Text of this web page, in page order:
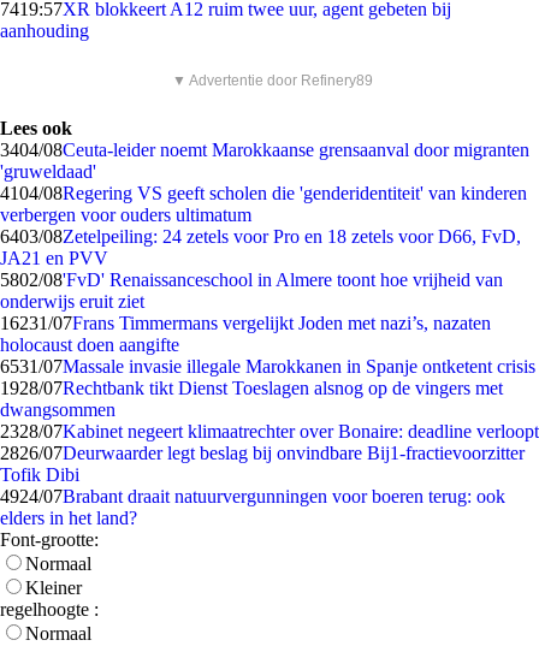
7419:57XR blokkeert A12 ruim twee uur, agent gebeten bij
aanhouding
▼ Advertentie door Refinery89
Lees ook
3404/08Ceuta-leider noemt Marokkaanse grensaanval door migranten
'gruweldaad'
4104/08Regering VS geeft scholen die 'genderidentiteit' van kinderen
verbergen voor ouders ultimatum
6403/08Zetelpeiling: 24 zetels voor Pro en 18 zetels voor D66, FvD,
JA21 en PVV
5802/08'FvD' Renaissanceschool in Almere toont hoe vrijheid van
onderwijs eruit ziet
16231/07Frans Timmermans vergelijkt Joden met nazi’s, nazaten
holocaust doen aangifte
6531/07Massale invasie illegale Marokkanen in Spanje ontketent crisis
1928/07Rechtbank tikt Dienst Toeslagen alsnog op de vingers met
dwangsommen
2328/07Kabinet negeert klimaatrechter over Bonaire: deadline verloopt
2826/07Deurwaarder legt beslag bij onvindbare Bij1-fractievoorzitter
Tofik Dibi
4924/07Brabant draait natuurvergunningen voor boeren terug: ook
elders in het land?
Font-grootte:
Normaal
Kleiner
regelhoogte :
Normaal